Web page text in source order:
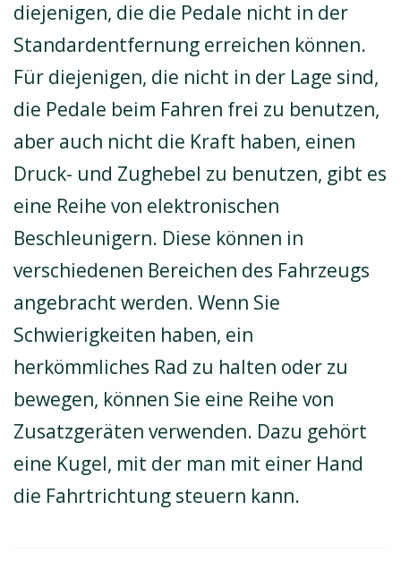
diejenigen, die die Pedale nicht in der
Standardentfernung erreichen können.
Für diejenigen, die nicht in der Lage sind,
die Pedale beim Fahren frei zu benutzen,
aber auch nicht die Kraft haben, einen
Druck- und Zughebel zu benutzen, gibt es
eine Reihe von elektronischen
Beschleunigern. Diese können in
verschiedenen Bereichen des Fahrzeugs
angebracht werden. Wenn Sie
Schwierigkeiten haben, ein
herkömmliches Rad zu halten oder zu
bewegen, können Sie eine Reihe von
Zusatzgeräten verwenden. Dazu gehört
eine Kugel, mit der man mit einer Hand
die Fahrtrichtung steuern kann.